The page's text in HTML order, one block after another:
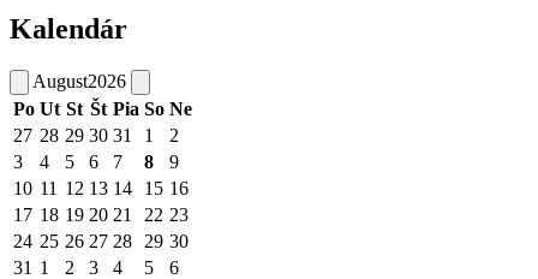
Kalendár
August2026
Po Ut St Št Pia So Ne
27 28 29 30 31 1
2
3
4 5 6 7 8
9
10 11 12 13 14 15 16
17 18 19 20 21 22 23
24 25 26 27 28 29 30
31 1 2 3 4 5 6